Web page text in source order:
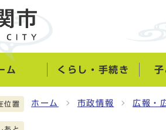
ム くらし・手続き 子
位置 ホーム 市政情報 広報・